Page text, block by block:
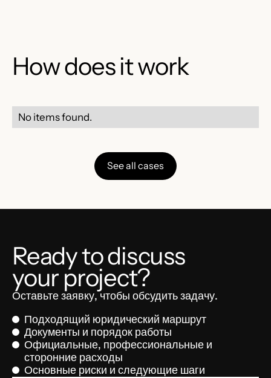
How does it work
No items found.
See all cases
Ready to discuss
your project?
Оставьте заявку, чтобы обсудить задачу.
Подходящий юридический маршрут
Документы и порядок работы
Официальные, профессиональные и
сторонние расходы
Основные риски и следующие шаги